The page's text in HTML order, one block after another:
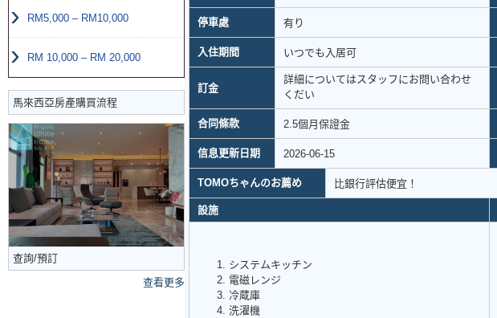
RM5,000 – RM10,000
RM 10,000 – RM 20,000
馬來西亞房產購買流程
查詢/預訂
查看更多
停車處 有り
入住期間 いつでも入居可
訂金
詳細についてはスタッフにお問い合わせ
くだい
合同條款 2.5個月保證金
信息更新日期 2026-06-15
TOMOちゃんのお薦め 比銀行評估便宜！
設施
システムキッチン
電磁レンジ
冷蔵庫
洗濯機